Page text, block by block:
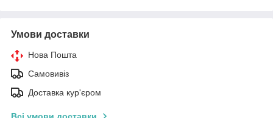
Умови доставки
Нова Пошта
Самовивіз
Доставка кур'єром
Всі умови доставки